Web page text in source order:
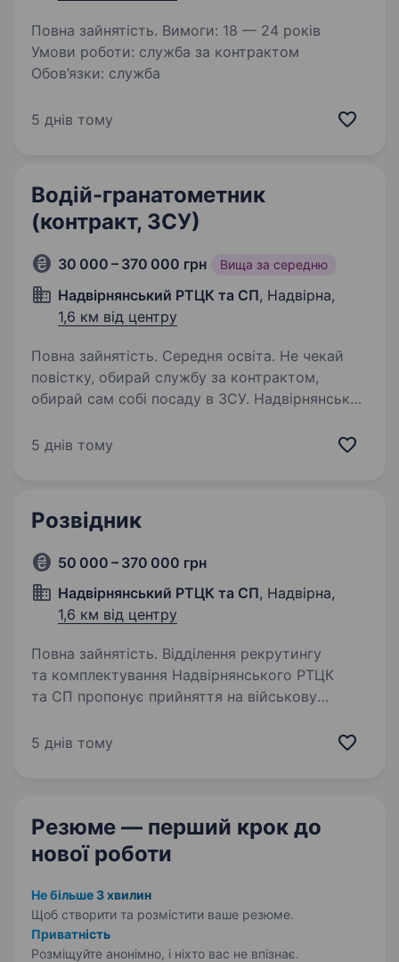
Повна зайнятість. Вимоги: 18 — 24 років
Умови роботи: служба за контрактом
Обов’язки: служба
5 днів тому
Водій-гранатометник
(контракт, ЗСУ)
30 000 – 370 000 грн Вища за середню
Надвірнянський РТЦК та СП, Надвірна,
1,6 км від центру
Повна зайнятість. Середня освіта. Не чекай
повістку, обирай службу за контрактом,
обирай сам собі посаду в ЗСУ. Надвірнянський
військову службу за контрактом віком від 18
5 днів тому
Розвідник
50 000 – 370 000 грн
Надвірнянський РТЦК та СП, Надвірна,
1,6 км від центру
Повна зайнятість. Відділення рекрутингу
та комплектування Надвірнянського РТЦК
та СП пропонує прийняття на військову
частини ЗСУ, на посади розвідників.
5 днів тому
Резюме — перший крок до
нової роботи
Не більше 3 хвилин
Щоб створити та розмістити ваше резюме.
Приватність
Розміщуйте анонімно, і ніхто вас не впізнає.